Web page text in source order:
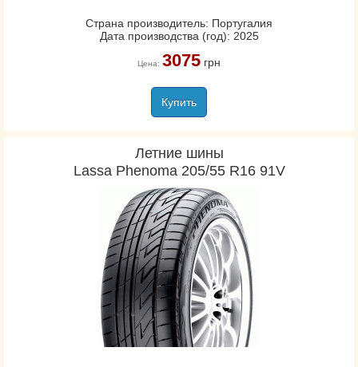
Страна производитель: Португалия
Дата производства (год): 2025
Цена: 3075грн
Купить
Летние шины
Lassa Phenoma 205/55 R16 91V